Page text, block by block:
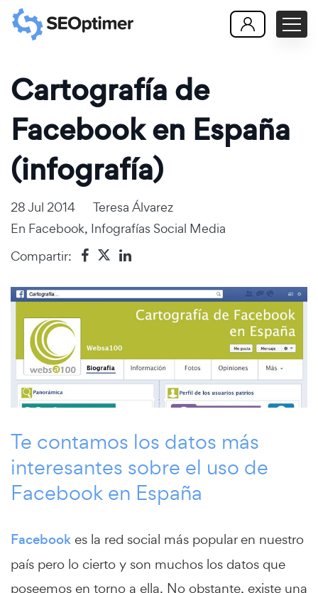
Cartografía de
Facebook en España
(infografía)
28 Jul 2014
Teresa Álvarez
En Facebook, Infografías Social Media
Compartir:
Te contamos los datos más
interesantes sobre el uso de
Facebook en España
Facebook es la red social más popular en nuestro
país pero lo cierto y son muchos los datos que
poseemos en torno a ella. No obstante, existe una